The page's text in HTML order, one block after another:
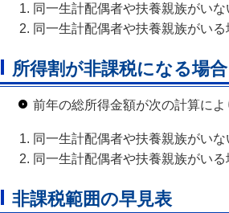
同一生計配偶者や扶養親族がいな
同一生計配偶者や扶養親族がい
所得割が非課税になる場合
前年の総所得金額が次の計算に
同一生計配偶者や扶養親族がいな
同一生計配偶者や扶養親族がい
非課税範囲の早見表